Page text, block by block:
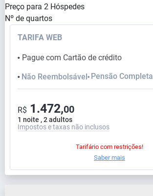
Preço para 2 Hóspedes
Nº de quartos
TARIFA WEB
⬤ Pague com Cartão de crédito
⬤ Não Reembolsável ⬤ Pensão Completa
1 noite , 2 adultos
R$ 1.472,00
Impostos e taxas não inclusos
Tarifário com restrições!
Saber mais